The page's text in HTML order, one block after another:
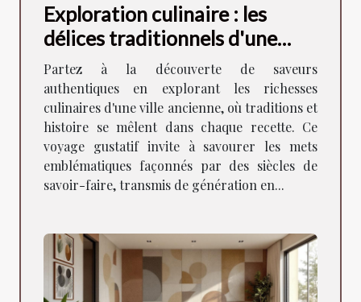
Exploration culinaire : les
délices traditionnels d'une
ancienne ville
Partez à la découverte de saveurs
authentiques en explorant les richesses
culinaires d'une ville ancienne, où traditions et
histoire se mêlent dans chaque recette. Ce
voyage gustatif invite à savourer les mets
emblématiques façonnés par des siècles de
savoir-faire, transmis de génération en...